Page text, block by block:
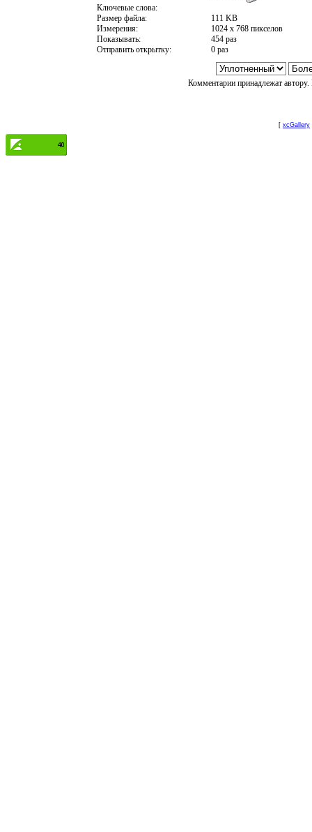
Ключевые слова:
Размер файла:
111 KB
Измерения:
1024 x 768 пикселов
Показывать:
454 раз
Отправить открытку:
0 раз
Комментарии принадлежат
[ xcGallery